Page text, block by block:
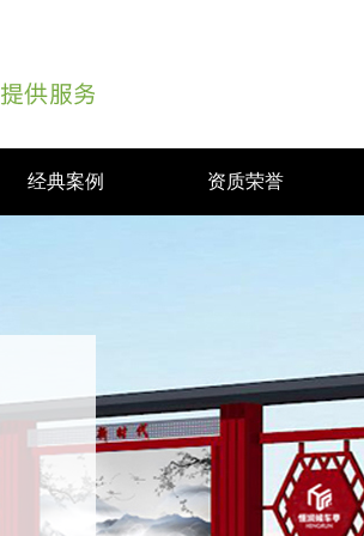
经典案例 资质荣誉